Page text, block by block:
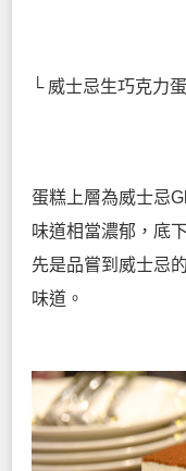
└ 威士忌生巧克力
蛋糕上層為威士忌
味道相當濃郁，底
先是品嘗到威士忌
味道。